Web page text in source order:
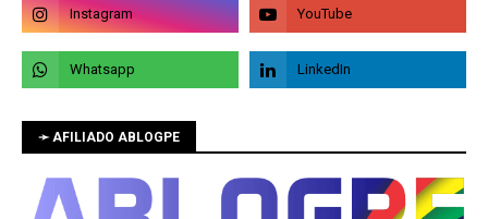
➛ AFILIADO ABLOGPE